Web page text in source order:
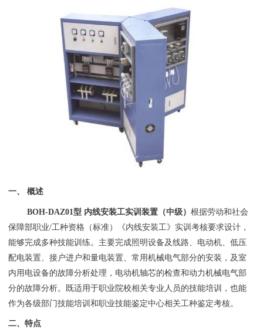
一、 概述
BOH-DAZ01型 内线安装工实训装置（中级）根据劳动和社会
保障部职业/工种资格（标准）《内线安装工》实训考核要求设计，
能够完成多种技能训练。主要完成照明设备及线路、电动机、低压
配电装置、接户进户和量电装置、常用机械电气部分的安装，及室
内用电设备的故障分析处理，电动机轴芯的检查和动力机械电气部
分的故障分析。既适用于职业院校相关专业人员的技能培训，也能
作为各级部门技能培训和职业技能鉴定中心相关工种鉴定考核。
二、特点